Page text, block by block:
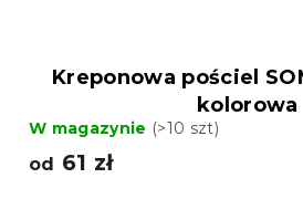
Kreponowa pościel
kolorowa
W magazynie (>10 szt)
od 61 zł